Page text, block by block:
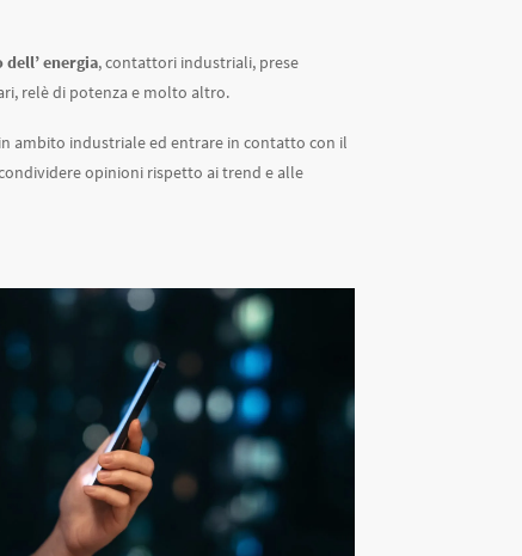
energia, contattori industriali, prese
relè di potenza e molto altro.
ambito industriale ed entrare in contatto con il
opinioni rispetto ai trend e alle